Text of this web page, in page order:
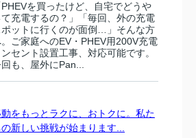
PHEVを買ったけど、自宅でどうや
て充電するの？」「毎回、外の充電
ポットに行くのが面倒…」そんな方
ご家庭へのEV・PHEV用200V充電
ンセント設置工事、対応可能です。
も、屋外にPan...
をもっとラクに、おトクに。私た
新しい挑戦が始まります...